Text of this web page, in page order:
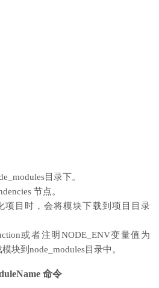
目录下。
节点。
项目时，会将模块下载到项目目录
或者注明NODE_ENV变量值为
块到node_modules目录中。
命令